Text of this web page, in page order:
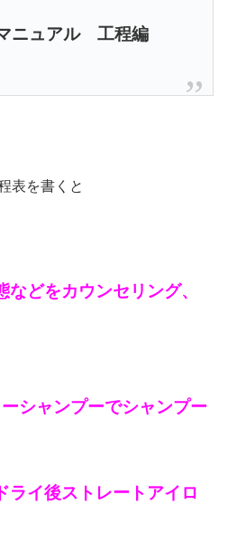
ニュアル 工程編
を書くと
どをカウンセリング、
シャンプーでシャンプー
イ後ストレートアイロ